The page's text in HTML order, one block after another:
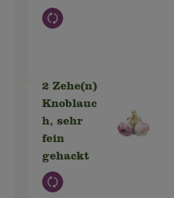
Auswahl ändern
2 Zehe(n)
Knoblauc
h, sehr
fein
gehackt
Auswahl ändern